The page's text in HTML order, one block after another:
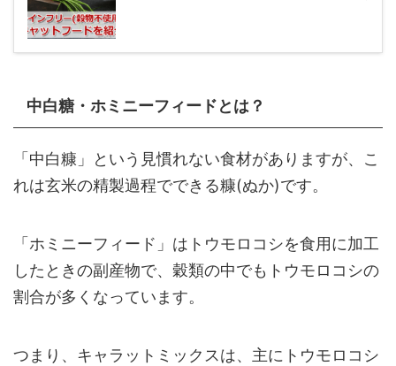
中白糖・ホミニーフィードとは？
「中白糠」という見慣れない食材がありますが、こ
れは玄米の精製過程でできる糠(ぬか)です。
「ホミニーフィード」はトウモロコシを食用に加工
したときの副産物で、穀類の中でもトウモロコシの
割合が多くなっています。
つまり、キャラットミックスは、主にトウモロコシ